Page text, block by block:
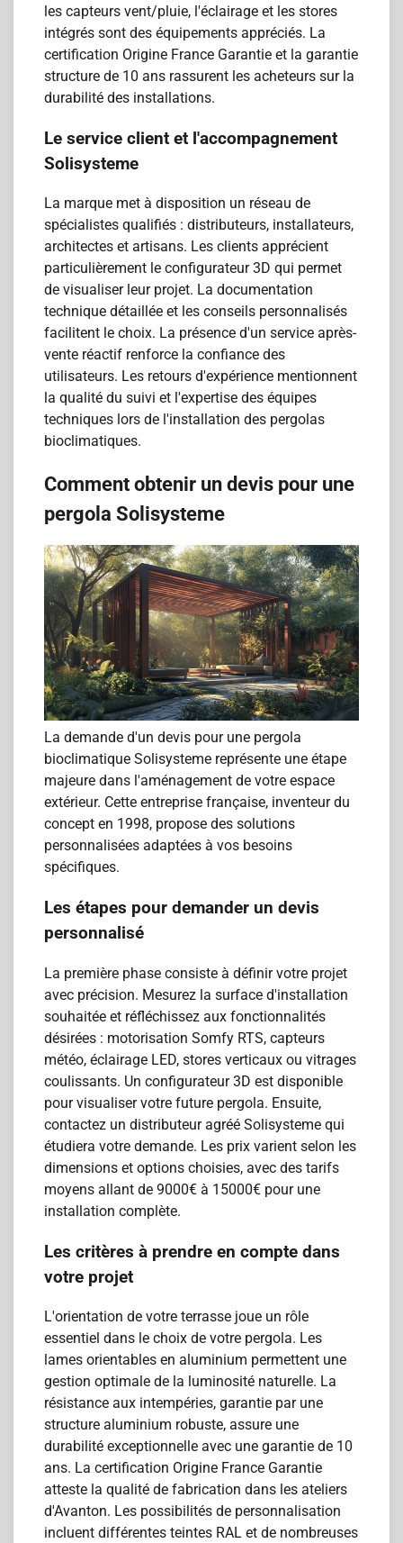
les capteurs vent/pluie, l'éclairage et les stores
intégrés sont des équipements appréciés. La
certification Origine France Garantie et la garantie
structure de 10 ans rassurent les acheteurs sur la
durabilité des installations.
Le service client et l'accompagnement
Solisysteme
La marque met à disposition un réseau de
spécialistes qualifiés : distributeurs, installateurs,
architectes et artisans. Les clients apprécient
particulièrement le configurateur 3D qui permet
de visualiser leur projet. La documentation
technique détaillée et les conseils personnalisés
facilitent le choix. La présence d'un service après-
vente réactif renforce la confiance des
utilisateurs. Les retours d'expérience mentionnent
la qualité du suivi et l'expertise des équipes
techniques lors de l'installation des pergolas
bioclimatiques.
Comment obtenir un devis pour une
pergola Solisysteme
La demande d'un devis pour une pergola
bioclimatique Solisysteme représente une étape
majeure dans l'aménagement de votre espace
extérieur. Cette entreprise française, inventeur du
concept en 1998, propose des solutions
personnalisées adaptées à vos besoins
spécifiques.
Les étapes pour demander un devis
personnalisé
La première phase consiste à définir votre projet
avec précision. Mesurez la surface d'installation
souhaitée et réfléchissez aux fonctionnalités
désirées : motorisation Somfy RTS, capteurs
météo, éclairage LED, stores verticaux ou vitrages
coulissants. Un configurateur 3D est disponible
pour visualiser votre future pergola. Ensuite,
contactez un distributeur agréé Solisysteme qui
étudiera votre demande. Les prix varient selon les
dimensions et options choisies, avec des tarifs
moyens allant de 9000€ à 15000€ pour une
installation complète.
Les critères à prendre en compte dans
votre projet
L'orientation de votre terrasse joue un rôle
essentiel dans le choix de votre pergola. Les
lames orientables en aluminium permettent une
gestion optimale de la luminosité naturelle. La
résistance aux intempéries, garantie par une
structure aluminium robuste, assure une
durabilité exceptionnelle avec une garantie de 10
ans. La certification Origine France Garantie
atteste la qualité de fabrication dans les ateliers
d'Avanton. Les possibilités de personnalisation
incluent différentes teintes RAL et de nombreuses